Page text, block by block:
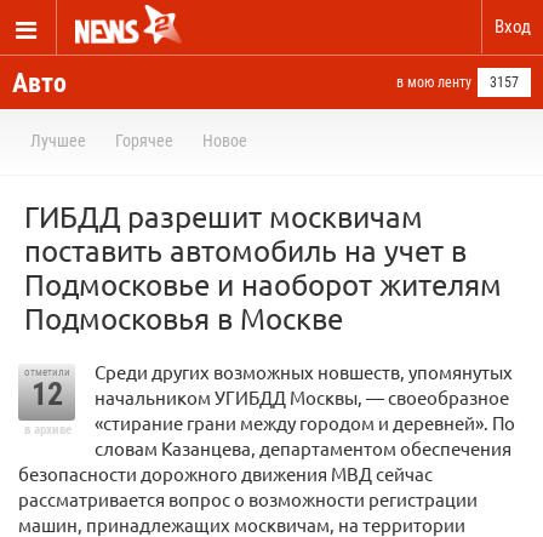
Вход
Авто в мою ленту 3157
Лучшее Горячее Новое
ГИБДД разрешит москвичам
поставить автомобиль на учет в
Подмосковье и наоборот жителям
Подмосковья в Москве
отметили
12
в архиве
Среди других возможных новшеств, упомянутых
начальником УГИБДД Москвы, — своеобразное
«стирание грани между городом и деревней». По
словам Казанцева, департаментом обеспечения
безопасности дорожного движения МВД сейчас
рассматривается вопрос о возможности регистрации
машин, принадлежащих москвичам, на территории